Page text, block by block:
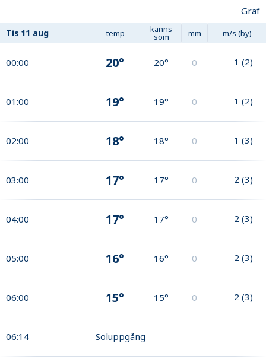
Graf
Tis 11 aug temp känns
som mm m/s (by)
00:00 20° 20° 0 1 (2)
01:00 19° 19° 0 1 (2)
02:00 18° 18° 0 1 (3)
03:00 17° 17° 0 2 (3)
04:00 17° 17° 0 2 (3)
05:00 16° 16° 0 2 (3)
06:00 15° 15° 0 2 (3)
06:14 Soluppgång